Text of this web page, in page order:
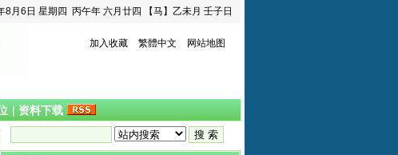
8月6日 星期四 丙午年 六月廿四 【马】乙未月 壬子日
加入收藏 繁體中文 网站地图
| 资料下载